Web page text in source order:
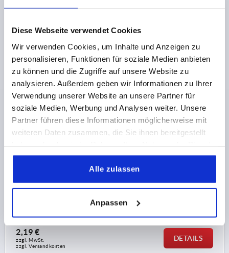
Diese Webseite verwendet Cookies
Wir verwenden Cookies, um Inhalte und Anzeigen zu
personalisieren, Funktionen für soziale Medien anbieten
zu können und die Zugriffe auf unsere Website zu
analysieren. Außerdem geben wir Informationen zu Ihrer
Verwendung unserer Website an unsere Partner für
soziale Medien, Werbung und Analysen weiter. Unsere
Partner führen diese Informationen möglicherweise mit
weiteren Daten zusammen, die Sie ihnen bereitgestellt
gesammelt haben.
Alle zulassen
Anpassen
2,15 €
K0279 IG
FÜNFSTERNGRIFF D=M10 D1=50 H=27,7, FORM:K
AUSSENDURCHMESSER=50
H1=4,6
K0279.5010
2,19 €
zzgl. MwSt.
zzgl. Versandkosten
DETAILS